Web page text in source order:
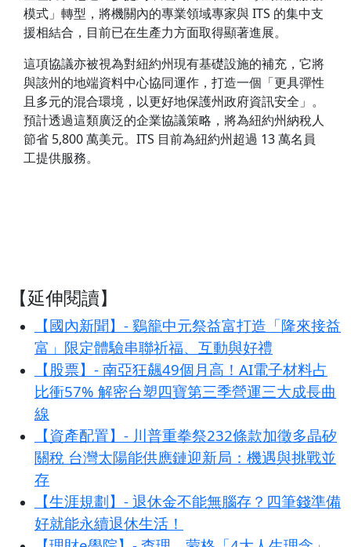
模式」轉型，將機關內的專業領域專家與 ITS 的集中支
援相結合，目前已在生產力方面取得顯著進展。
這項協議亦被視為對紐約州現有基礎設施的補充，它將
與該州的地端資料中心協同運作，打造一個「更具彈性
且多元的混合環境，以更好地保護州政府資訊安全」。
預計透過這類廣泛的企業協議策略，將為紐約州納稅人
節省 5,800 萬美元。ITS 目前為紐約州超過 13 萬名員
工提供服務。
【延伸閱讀】
【國內新聞】- 鷄籠中元祭益富打造「隆來接益
富」限定體驗串聯祈福、互動與好禮
【股票】- 南亞狂飆49個月高！AI電子材料占
比衝57% 解密台塑四寶第三季營運三大成長曲
線
【資產配置】- 川普重拳祭232條款加徵多晶矽
關稅 台灣太陽能供應鏈迎新局：機遇與挑戰並
存
【生涯規劃】- 退休金不能無腦存？四筆錢準備
好就能永續退休生活！